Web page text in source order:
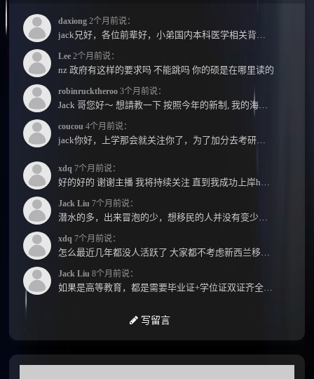
daxiong 2个月前说：
Lee 2个月前说：
nz 政府有这样的要求吗 不能跳吗 你的硕是在哪里读的
robinrucktheroo 3个月前说：
coucou 4个月前说：
xdq 7个月前说：
Jack Liu 7个月前说：
xdq 7个月前说：
Jack Liu 8个月前说：
写留言